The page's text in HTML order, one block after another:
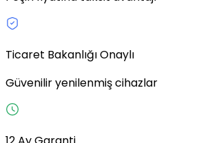
Ticaret Bakanlığı Onaylı
Güvenilir yenilenmiş cihazlar